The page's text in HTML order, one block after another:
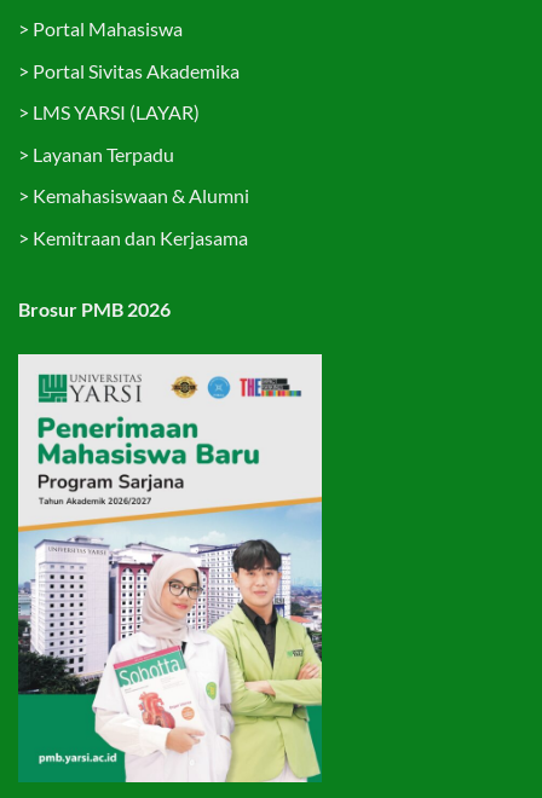
> Portal Mahasiswa
> Portal Sivitas Akademika
> LMS YARSI (LAYAR)
> Layanan Terpadu
> Kemahasiswaan & Alumni
> Kemitraan dan Kerjasama
Brosur PMB 2026